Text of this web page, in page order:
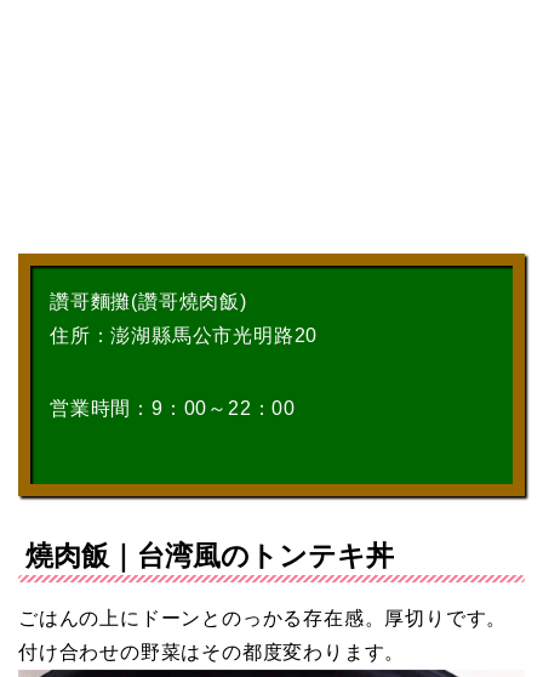
讚哥麵攤(讚哥燒肉飯)
住所：澎湖縣馬公市光明路20
営業時間：9：00～22：00
燒肉飯｜台湾風のトンテキ丼
ごはんの上にドーンとのっかる存在感。厚切りです。
付け合わせの野菜はその都度変わります。